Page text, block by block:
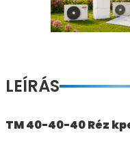
LEÍRÁS
TM 40-40-40 Réz